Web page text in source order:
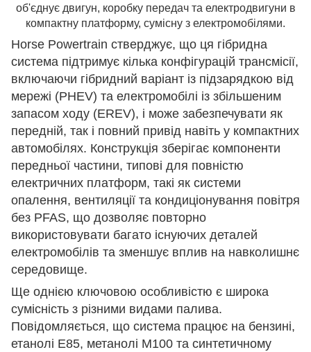
об'єднує двигун, коробку передач та електродвигуни в
компактну платформу, сумісну з електромобілями.
Horse Powertrain стверджує, що ця гібридна
система підтримує кілька конфігурацій трансмісії,
включаючи гібридний варіант із підзарядкою від
мережі (PHEV) та електромобілі із збільшеним
запасом ходу (EREV), і може забезпечувати як
передній, так і повний привід навіть у компактних
автомобілях. Конструкція зберігає компоненти
передньої частини, типові для повністю
електричних платформ, такі як системи
опалення, вентиляції та кондиціонування повітря
без PFAS, що дозволяє повторно
використовувати багато існуючих деталей
електромобілів та зменшує вплив на навколишнє
середовище.
Ще однією ключовою особливістю є широка
сумісність з різними видами палива.
Повідомляється, що система працює на бензині,
етанолі E85, метанолі M100 та синтетичному